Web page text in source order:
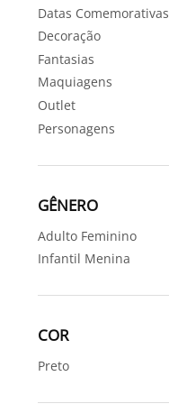
Datas Comemorativas
Decoração
Fantasias
Maquiagens
Outlet
Personagens
GÊNERO
Adulto Feminino
Infantil Menina
COR
Preto